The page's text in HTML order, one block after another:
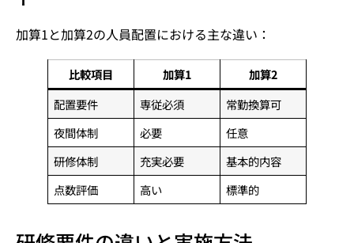
加算1と加算2の人員配置における主な違い：
比較項目 加算1
加算2
配置要件
専従必須
常勤換算可
夜間体制
必要
任意
研修体制
充実必要
基本的内容
点数評価
高い 標準的